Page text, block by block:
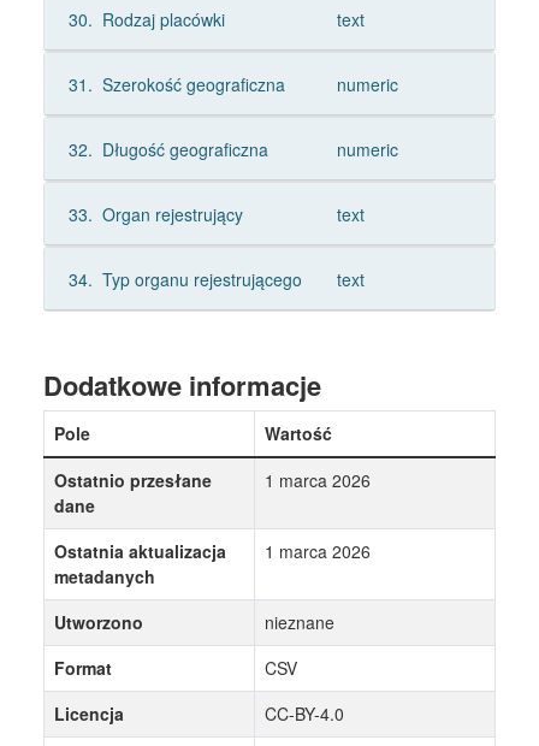
30. Rodzaj placówki text
31. Szerokość geograficzna numeric
32. Długość geograficzna numeric
33. Organ rejestrujący text
34. Typ organu rejestrującego text
Dodatkowe informacje
Pole
Wartość
Ostatnio przesłane
dane
1 marca 2026
Ostatnia aktualizacja
metadanych
1 marca 2026
Utworzono
nieznane
Format
CSV
Licencja
CC-BY-4.0